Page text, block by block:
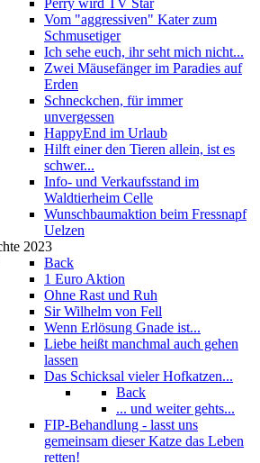
Perry wird TV Star
Vom "aggressiven" Kater zum
Schmusetiger
Ich sehe euch, ihr seht mich nicht...
Zwei Mäusefänger im Paradies auf
Erden
Schneckchen, für immer
unvergessen
HappyEnd im Urlaub
Hilft einer den Tieren allein, ist es
schwer...
Info- und Verkaufsstand im
Waldtierheim Celle
Wunschbaumaktion beim Fressnapf
Uelzen
2023
Back
1 Euro Aktion
Ohne Rast und Ruh
Sir Wilhelm von Fell
Wenn Erlösung Gnade ist...
Liebe heißt manchmal auch gehen
lassen
Das Schicksal vieler Hofkatzen...
Back
... und weiter gehts...
FIP-Behandlung - lasst uns
gemeinsam dieser Katze das Leben
retten!